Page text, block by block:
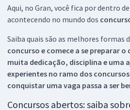
Aqui, no Gran, você fica por dentro
acontecendo no mundo dos
Saiba quais são as melhores formas
concurso e comece a se preparar
muita dedicação, disciplina e uma
experientes no ramo dos
conquistar uma vaga passa a ser
Concursos abertos: saiba